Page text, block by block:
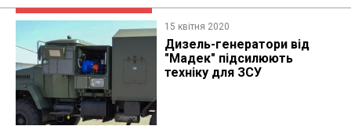
15 квітня 2020
Дизель-генератори від
"Мадек" підсилюють
техніку для ЗСУ